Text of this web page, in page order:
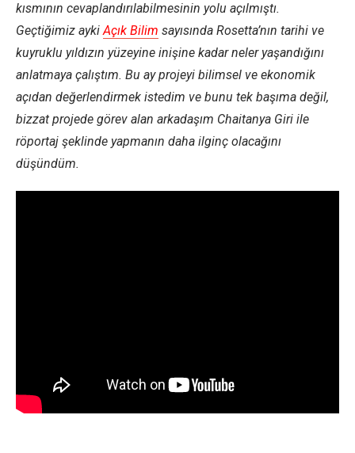
kısmının cevaplandırılabilmesinin yolu açılmıştı.
Geçtiğimiz aykiAçık Bilim sayısında Rosetta’nın tarihi ve
kuyruklu yıldızın yüzeyine inişine kadar neler yaşandığını
anlatmaya çalıştım. Bu ay projeyi bilimsel ve ekonomik
açıdan değerlendirmek istedim ve bunu tek başıma değil,
bizzat projede görev alan arkadaşım Chaitanya Giri ile
röportaj şeklinde yapmanın daha ilginç olacağını
düşündüm.